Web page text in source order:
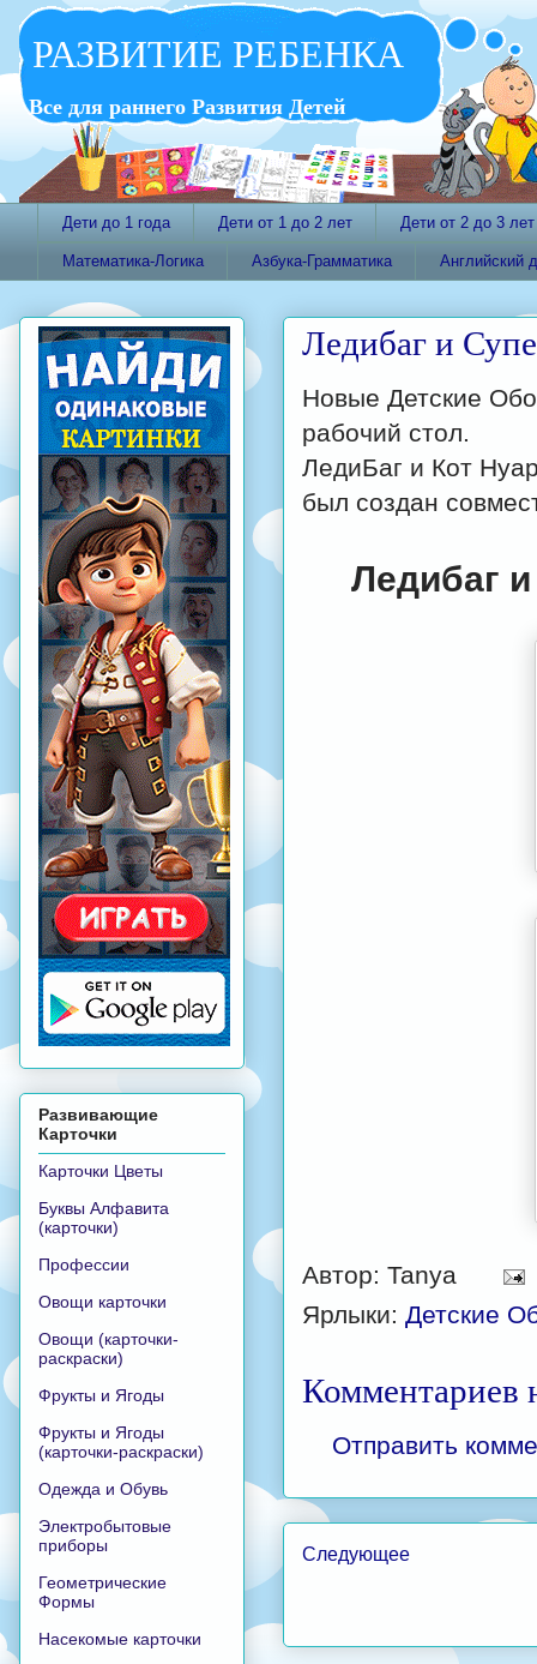
РАЗВИТИЕ РЕБЕНКА
Все для раннего Развития Детей
Дети до 1 года Дети от 1 до 2 лет Дети от 2 до 3 лет
Математика-Логика Азбука-Грамматика Английский
Ледибаг и
Новые Детские
рабочий стол.
ЛедиБаг и Кот
был создан
Ледибаг
Автор: Tanya
Ярлыки: Детские
Комментариев
Отправить
Следующее
Развивающие
Карточки
Карточки Цветы
Буквы Алфавита
(карточки)
Профессии
Овощи карточки
Овощи (карточки-
раскраски)
Фрукты и Ягоды
Фрукты и Ягоды
(карточки-раскраски)
Одежда и Обувь
Электробытовые
приборы
Геометрические
Формы
Насекомые карточки